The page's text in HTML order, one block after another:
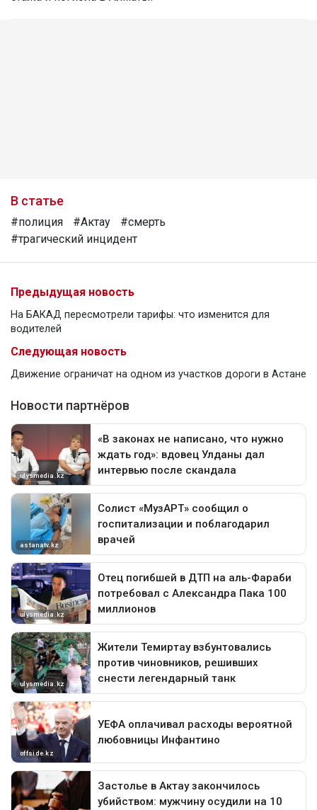
В статье
#полиция #Актау
#смерть
#трагический инцидент
Предыдущая новость
На БАКАД пересмотрели тарифы: что изменится для
водителей
Следующая новость
Движение ограничат на одном из участков дороги в Астане